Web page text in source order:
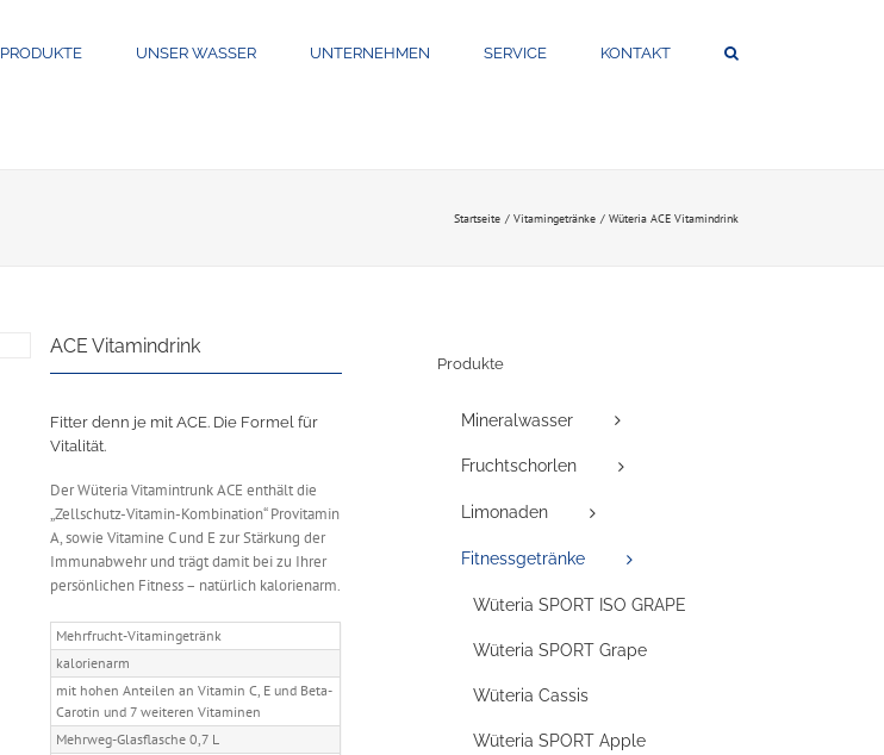
PRODUKTE UNSER WASSER UNTERNEHMEN SERVICE KONTAKT
Startseite Vitamingetränke Wüteria ACE Vitamindrink
ACE Vitamindrink
Fitter denn je mit ACE. Die Formel für
Vitalität.
Der Wüteria Vitamintrunk ACE enthält die
„Zellschutz-Vitamin-Kombination“ Provitamin
A, sowie Vitamine C und E zur Stärkung der
Immunabwehr und trägt damit bei zu Ihrer
persönlichen Fitness – natürlich kalorienarm.
Mehrfrucht-Vitamingetränk
kalorienarm
mit hohen Anteilen an Vitamin C, E und Beta-
Carotin und 7 weiteren Vitaminen
Mehrweg-Glasflasche 0,7 L
Produkte
Mineralwasser
Fruchtschorlen
Limonaden
Fitnessgetränke
Wüteria SPORT ISO GRAPE
Wüteria SPORT Grape
Wüteria Cassis
Wüteria SPORT Apple